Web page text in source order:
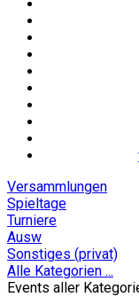
Versammlungen
Spieltage
Turniere
Ausw
Sonstiges (privat)
Alle Kategorien ...
Events aller